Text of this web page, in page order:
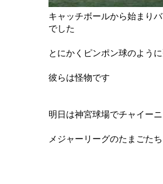
キャッチボールから始まり
でした
とにかくピンポン球のよう
彼らは怪物です
明日は神宮球場でチャイー
メジャーリーグのたまごた